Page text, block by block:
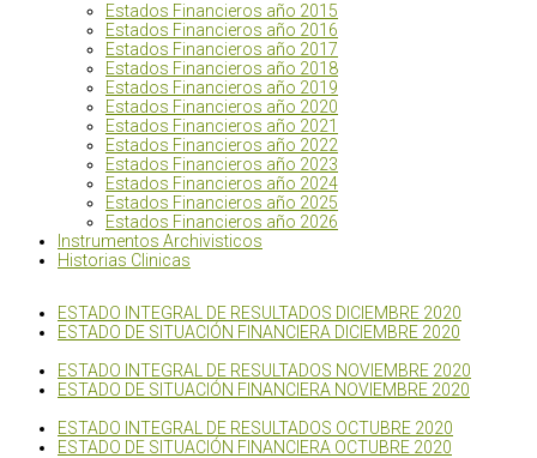
Estados Financieros año 2015
Estados Financieros año 2016
Estados Financieros año 2017
Estados Financieros año 2018
Estados Financieros año 2019
Estados Financieros año 2020
Estados Financieros año 2021
Estados Financieros año 2022
Estados Financieros año 2023
Estados Financieros año 2024
Estados Financieros año 2025
Estados Financieros año 2026
Instrumentos Archivisticos
Historias Clinicas
ESTADO INTEGRAL DE RESULTADOS DICIEMBRE 2020
ESTADO DE SITUACIÓN FINANCIERA DICIEMBRE 2020
ESTADO INTEGRAL DE RESULTADOS NOVIEMBRE 2020
ESTADO DE SITUACIÓN FINANCIERA NOVIEMBRE 2020
ESTADO INTEGRAL DE RESULTADOS OCTUBRE 2020
ESTADO DE SITUACIÓN FINANCIERA OCTUBRE 2020